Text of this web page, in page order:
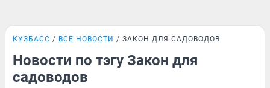
КУЗБАСС ВСЕ НОВОСТИ ЗАКОН ДЛЯ САДОВОДОВ
Новости по тэгу Закон для
садоводов